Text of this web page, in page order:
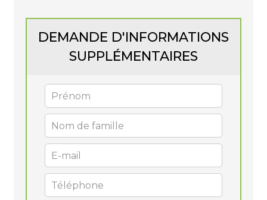
DEMANDE D'INFORMATIONS
SUPPLÉMENTAIRES